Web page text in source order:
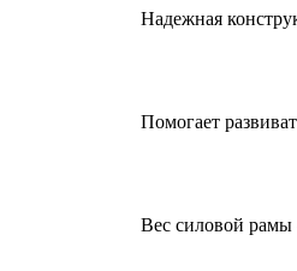
Надежная
Помогает
Вес силовой рамы